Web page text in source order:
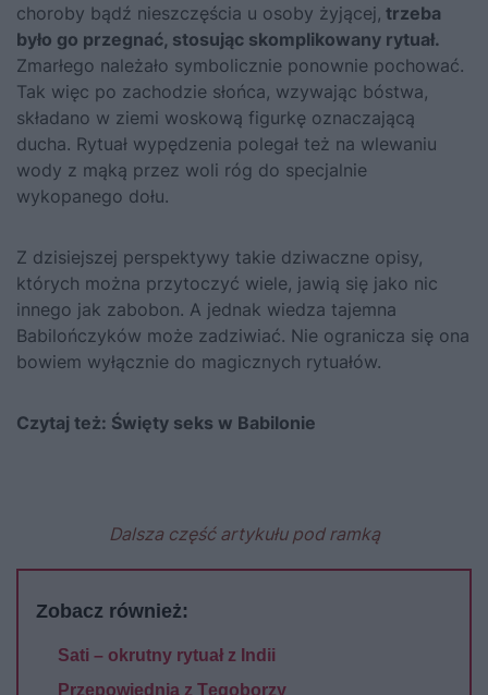
choroby bądź nieszczęścia u osoby żyjącej, trzeba
było go przegnać, stosując skomplikowany rytuał.
Zmarłego należało symbolicznie ponownie pochować.
Tak więc po zachodzie słońca, wzywając bóstwa,
składano w ziemi woskową figurkę oznaczającą
ducha. Rytuał wypędzenia polegał też na wlewaniu
wody z mąką przez woli róg do specjalnie
wykopanego dołu.
Z dzisiejszej perspektywy takie dziwaczne opisy,
których można przytoczyć wiele, jawią się jako nic
innego jak zabobon. A jednak wiedza tajemna
Babilończyków może zadziwiać. Nie ogranicza się ona
bowiem wyłącznie do magicznych rytuałów.
Czytaj też: Święty seks w Babilonie
Dalsza część artykułu pod ramką
Zobacz również:
Sati – okrutny rytuał z Indii
Przepowiednia z Tęgoborzy